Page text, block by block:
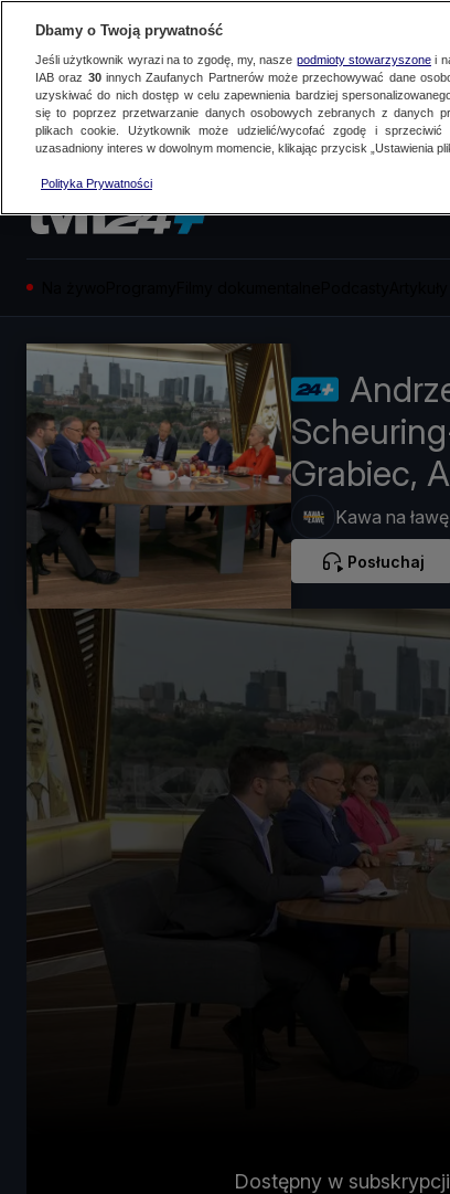
Grabiec,
Kawa na ławę
Posłuchaj
Dostępny w
Dbamy o Twoją prywatność
Jeśli użytkownik wyrazi na to zgodę, my, nasze podmioty stowarzyszonei
IAB oraz 30innych Zaufanych Partnerów może przechowywać dane
uzyskiwać do nich dostęp w celu zapewnienia bardziej
się to poprzez przetwarzanie danych osobowych zebranych z danych
plikach cookie. Użytkownik może udzielić/wycofać zgodę i
uzasadniony interes w dowolnym momencie, klikając przycisk „Ustawienia
Polityka Prywatności